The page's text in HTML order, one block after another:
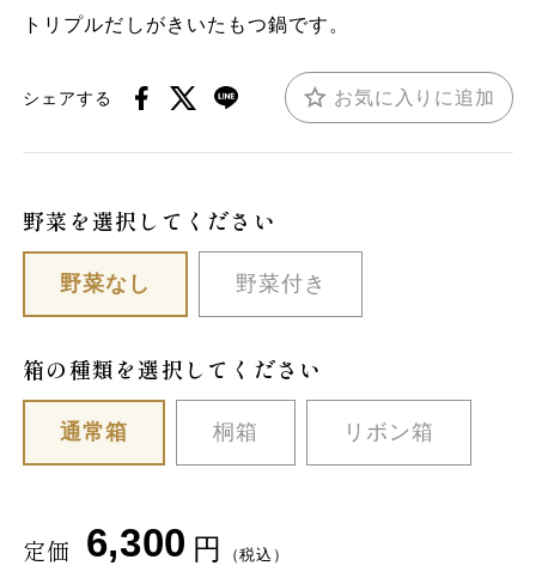
トリプルだしがきいたもつ鍋です。
シェアする お気に入りに追加
野菜を選択してください
野菜なし 野菜付き
箱の種類を選択してください
通常箱 桐箱 リボン箱
定価 6,300 円 （税込）